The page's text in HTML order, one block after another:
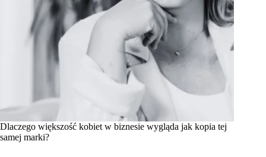
Dlaczego większość kobiet w biznesie wygląda jak kopia tej
samej marki?